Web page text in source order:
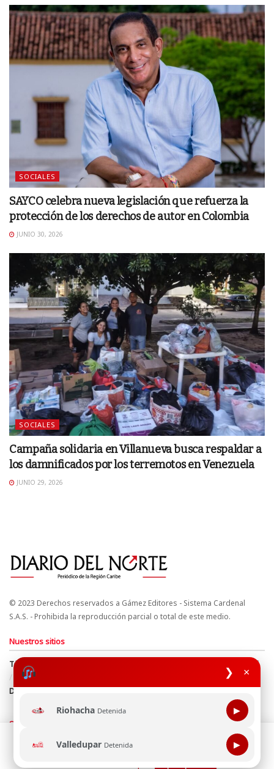
❯ ×
Riohacha Detenida ▶
Valledupar Detenida ▶
SOCIALES
SAYCO celebra nueva legislación que refuerza la
protección de los derechos de autor en Colombia
JUNIO 30, 2026
SOCIALES
Campaña solidaria en Villanueva busca respaldar a
los damnificados por los terremotos en Venezuela
JUNIO 29, 2026
© 2023 Derechos reservados a Gámez Editores - Sistema Cardenal
S.A.S. - Prohibida la reproducción parcial o total de este medio.
Nuestros sitios
Términos y Condiciones
Derechos de Autor y Propiedad Intelectual
Política de uso de cookies
Política de Tratamiento de Datos
Directrices Editoriales
Síguenos
Esta página web usa cookie para mejorar tu experiencia de
navegación, al continuar aceptas nuestra política de uso de